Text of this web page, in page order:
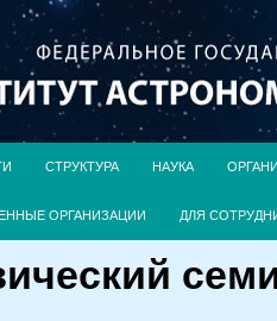
СТРУКТУРА НАУКА
ОРГАНИЗАЦИИ ДЛЯ